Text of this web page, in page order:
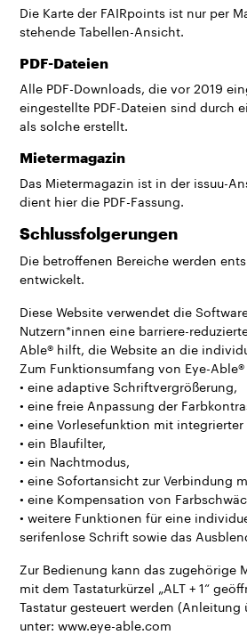
Die Karte der FAIRpoints ist nur per
stehende Tabellen-Ansicht.
PDF-Dateien
Alle PDF-Downloads, die vor 2019
eingestellte PDF-Dateien sind durch
als solche erstellt.
Mietermagazin
Das Mietermagazin ist in der issuu-
dient hier die PDF-Fassung.
Schlussfolgerungen
Die betroffenen Bereiche werden
entwickelt.
Diese Website verwendet die
Nutzern*innen eine barriere-
Able® hilft, die Website an die
Zum Funktionsumfang von Eye-
• eine adaptive Schriftvergrößerung,
• eine freie Anpassung der
• eine Vorlesefunktion mit
• ein Blaufilter,
• ein Nachtmodus,
• eine Sofortansicht zur Verbindung
• eine Kompensation von
• weitere Funktionen für eine
serifenlose Schrift sowie das
Zur Bedienung kann das zugehörige
mit dem Tastaturkürzel „ALT + 1“
Tastatur gesteuert werden (Anleitung
unter: www.eye-able.com